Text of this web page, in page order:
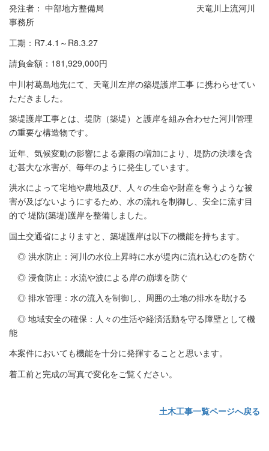
発注者： 中部地方整備局 天竜川上流河川
事務所
工期：R7.4.1～R8.3.27
請負金額：181,929,000円
中川村葛島地先にて、天竜川左岸の築堤護岸工事 に携わらせてい
ただきました。
築堤護岸工事とは、堤防（築堤）と護岸を組み合わせた河川管理
の重要な構造物です。
近年、気候変動の影響による豪雨の増加により、堤防の決壊を含
む甚大な水害が、毎年のように発生しています。
洪水によって宅地や農地及び、人々の生命や財産を奪うような被
害が及ばないようにするため、水の流れを制御し、安全に流す目
的で 堤防(築堤)護岸を整備しました。
国土交通省によりますと、築堤護岸は以下の機能を持ちます。
◎ 洪水防止：河川の水位上昇時に水が堤内に流れ込むのを防ぐ
◎ 浸食防止：水流や波による岸の崩壊を防ぐ
◎ 排水管理：水の流入を制御し、周囲の土地の排水を助ける
◎ 地域安全の確保：人々の生活や経済活動を守る障壁として機
能
本案件においても機能を十分に発揮することと思います。
着工前と完成の写真で変化をご覧ください。
土木工事一覧ページへ戻る